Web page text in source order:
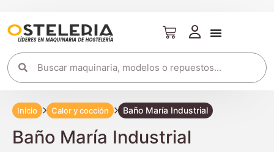
Inicio Calor y cocción Baño María Industrial
Baño María Industrial